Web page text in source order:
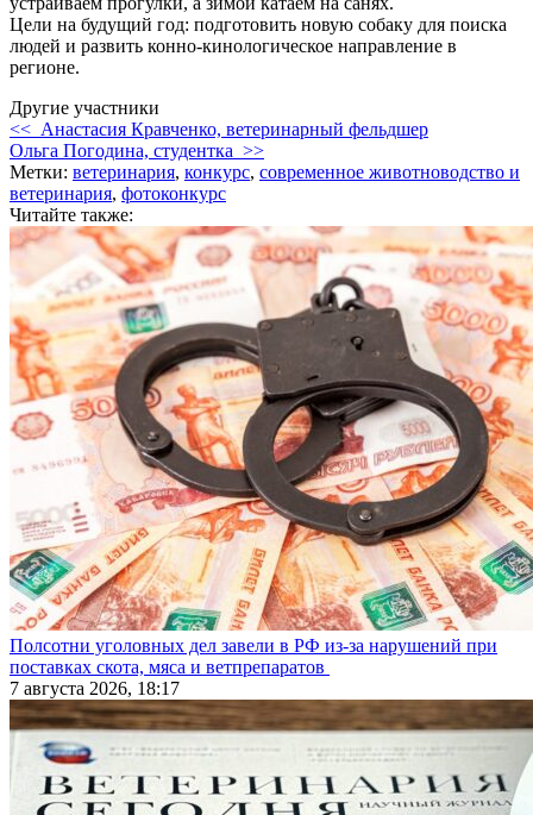
Цели на будущий год: подготовить новую собаку для поиска
людей и развить конно-кинологическое направление в
регионе.
Другие участники
<< Анастасия Кравченко, ветеринарный фельдшер
Ольга Погодина, студентка >>
Метки: ветеринария, конкурс, современное животноводство и
ветеринария, фотоконкурс
Читайте также:
Полсотни уголовных дел завели в РФ из-за нарушений при
поставках скота, мяса и ветпрепаратов
7 августа 2026, 18:17